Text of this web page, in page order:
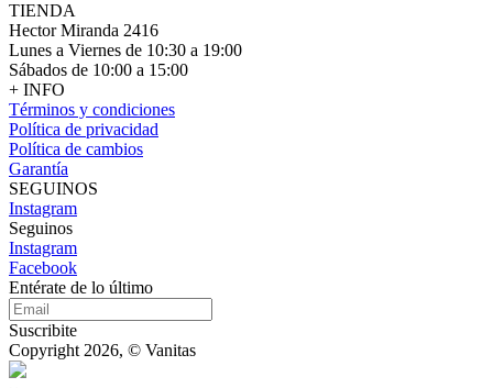
TIENDA
Hector Miranda 2416
Lunes a Viernes de 10:30 a 19:00
Sábados de 10:00 a 15:00
+ INFO
Términos y condiciones
Política de privacidad
Política de cambios
Garantía
SEGUINOS
Instagram
Seguinos
Instagram
Facebook
Entérate de lo último
Suscribite
Copyright 2026, © Vanitas